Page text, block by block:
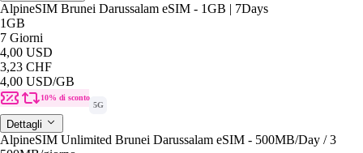
AlpineSIM Brunei Darussalam eSIM - 1GB | 7Days
1GB
7 Giorni
4,00 USD
3,23 CHF
4,00 USD/GB
10% di sconto
5G
Dettagli
AlpineSIM Unlimited Brunei Darussalam eSIM - 500MB/Day / 3